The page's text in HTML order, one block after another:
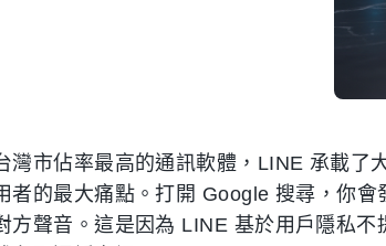
灣市佔率最高的通訊軟體，LINE 承載了
者的最大痛點。打開 Google 搜尋，你
方聲音。這是因為 LINE 基於用戶隱私